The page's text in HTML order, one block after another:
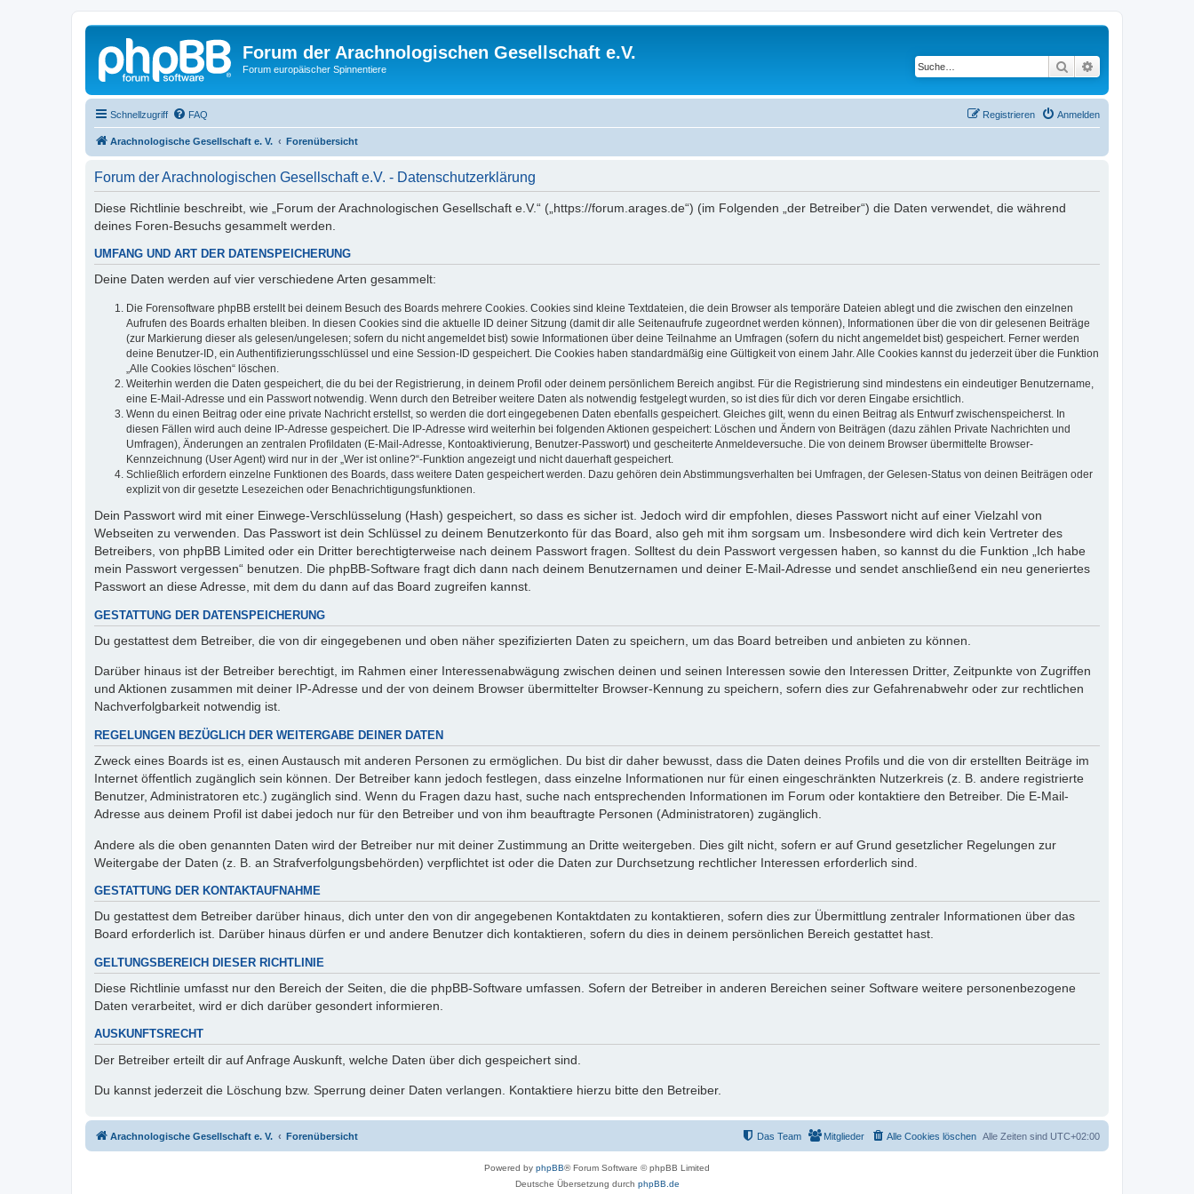
Forum der Arachnologischen Gesellschaft e.V.
Forum europäischer Spinnentiere Suche
Schnellzugriff FAQ Anmelden
Registrieren
Arachnologische Gesellschaft e. V. Forenübersicht
Forum der Arachnologischen Gesellschaft e.V. - Datenschutzerklärung
Diese Richtlinie beschreibt, wie „Forum der Arachnologischen Gesellschaft e.V.“ („https://forum.arages.de“) (im Folgenden „der Betreiber“) die Daten verwendet, die während
deines Foren-Besuchs gesammelt werden.
UMFANG UND ART DER DATENSPEICHERUNG
Deine Daten werden auf vier verschiedene Arten gesammelt:
Die Forensoftware phpBB erstellt bei deinem Besuch des Boards mehrere Cookies. Cookies sind kleine Textdateien, die dein Browser als temporäre Dateien ablegt und die zwischen den einzelnen
Aufrufen des Boards erhalten bleiben. In diesen Cookies sind die aktuelle ID deiner Sitzung (damit dir alle Seitenaufrufe zugeordnet werden können), Informationen über die von dir gelesenen Beiträge
(zur Markierung dieser als gelesen/ungelesen; sofern du nicht angemeldet bist) sowie Informationen über deine Teilnahme an Umfragen (sofern du nicht angemeldet bist) gespeichert. Ferner werden
deine Benutzer-ID, ein Authentifizierungsschlüssel und eine Session-ID gespeichert. Die Cookies haben standardmäßig eine Gültigkeit von einem Jahr. Alle Cookies kannst du jederzeit über die Funktion
„Alle Cookies löschen“ löschen.
Weiterhin werden die Daten gespeichert, die du bei der Registrierung, in deinem Profil oder deinem persönlichem Bereich angibst. Für die Registrierung sind mindestens ein eindeutiger Benutzername,
eine E-Mail-Adresse und ein Passwort notwendig. Wenn durch den Betreiber weitere Daten als notwendig festgelegt wurden, so ist dies für dich vor deren Eingabe ersichtlich.
Wenn du einen Beitrag oder eine private Nachricht erstellst, so werden die dort eingegebenen Daten ebenfalls gespeichert. Gleiches gilt, wenn du einen Beitrag als Entwurf zwischenspeicherst. In
diesen Fällen wird auch deine IP-Adresse gespeichert. Die IP-Adresse wird weiterhin bei folgenden Aktionen gespeichert: Löschen und Ändern von Beiträgen (dazu zählen Private Nachrichten und
Umfragen), Änderungen an zentralen Profildaten (E-Mail-Adresse, Kontoaktivierung, Benutzer-Passwort) und gescheiterte Anmeldeversuche. Die von deinem Browser übermittelte Browser-
Kennzeichnung (User Agent) wird nur in der „Wer ist online?“-Funktion angezeigt und nicht dauerhaft gespeichert.
Schließlich erfordern einzelne Funktionen des Boards, dass weitere Daten gespeichert werden. Dazu gehören dein Abstimmungsverhalten bei Umfragen, der Gelesen-Status von deinen Beiträgen oder
explizit von dir gesetzte Lesezeichen oder Benachrichtigungsfunktionen.
Dein Passwort wird mit einer Einwege-Verschlüsselung (Hash) gespeichert, so dass es sicher ist. Jedoch wird dir empfohlen, dieses Passwort nicht auf einer Vielzahl von
Webseiten zu verwenden. Das Passwort ist dein Schlüssel zu deinem Benutzerkonto für das Board, also geh mit ihm sorgsam um. Insbesondere wird dich kein Vertreter des
Betreibers, von phpBB Limited oder ein Dritter berechtigterweise nach deinem Passwort fragen. Solltest du dein Passwort vergessen haben, so kannst du die Funktion „Ich habe
mein Passwort vergessen“ benutzen. Die phpBB-Software fragt dich dann nach deinem Benutzernamen und deiner E-Mail-Adresse und sendet anschließend ein neu generiertes
Passwort an diese Adresse, mit dem du dann auf das Board zugreifen kannst.
GESTATTUNG DER DATENSPEICHERUNG
Du gestattest dem Betreiber, die von dir eingegebenen und oben näher spezifizierten Daten zu speichern, um das Board betreiben und anbieten zu können.
Darüber hinaus ist der Betreiber berechtigt, im Rahmen einer Interessenabwägung zwischen deinen und seinen Interessen sowie den Interessen Dritter, Zeitpunkte von Zugriffen
und Aktionen zusammen mit deiner IP-Adresse und der von deinem Browser übermittelter Browser-Kennung zu speichern, sofern dies zur Gefahrenabwehr oder zur rechtlichen
Nachverfolgbarkeit notwendig ist.
REGELUNGEN BEZÜGLICH DER WEITERGABE DEINER DATEN
Zweck eines Boards ist es, einen Austausch mit anderen Personen zu ermöglichen. Du bist dir daher bewusst, dass die Daten deines Profils und die von dir erstellten Beiträge im
Internet öffentlich zugänglich sein können. Der Betreiber kann jedoch festlegen, dass einzelne Informationen nur für einen eingeschränkten Nutzerkreis (z. B. andere registrierte
Benutzer, Administratoren etc.) zugänglich sind. Wenn du Fragen dazu hast, suche nach entsprechenden Informationen im Forum oder kontaktiere den Betreiber. Die E-Mail-
Adresse aus deinem Profil ist dabei jedoch nur für den Betreiber und von ihm beauftragte Personen (Administratoren) zugänglich.
Andere als die oben genannten Daten wird der Betreiber nur mit deiner Zustimmung an Dritte weitergeben. Dies gilt nicht, sofern er auf Grund gesetzlicher Regelungen zur
Weitergabe der Daten (z. B. an Strafverfolgungsbehörden) verpflichtet ist oder die Daten zur Durchsetzung rechtlicher Interessen erforderlich sind.
GESTATTUNG DER KONTAKTAUFNAHME
Du gestattest dem Betreiber darüber hinaus, dich unter den von dir angegebenen Kontaktdaten zu kontaktieren, sofern dies zur Übermittlung zentraler Informationen über das
Board erforderlich ist. Darüber hinaus dürfen er und andere Benutzer dich kontaktieren, sofern du dies in deinem persönlichen Bereich gestattet hast.
GELTUNGSBEREICH DIESER RICHTLINIE
Diese Richtlinie umfasst nur den Bereich der Seiten, die die phpBB-Software umfassen. Sofern der Betreiber in anderen Bereichen seiner Software weitere personenbezogene
Daten verarbeitet, wird er dich darüber gesondert informieren.
AUSKUNFTSRECHT
Der Betreiber erteilt dir auf Anfrage Auskunft, welche Daten über dich gespeichert sind.
Du kannst jederzeit die Löschung bzw. Sperrung deiner Daten verlangen. Kontaktiere hierzu bitte den Betreiber.
Arachnologische Gesellschaft e. V. Forenübersicht Alle Zeiten sind UTC+02:00
Alle Cookies löschen
Mitglieder
Das Team
Powered by phpBB® Forum Software © phpBB Limited
Deutsche Übersetzung durch phpBB.de